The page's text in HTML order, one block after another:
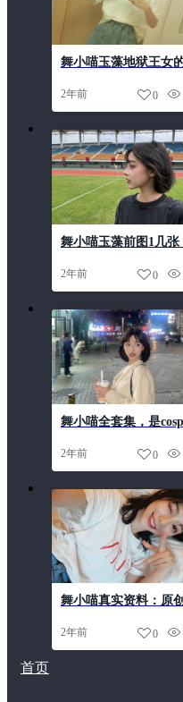
舞小喵玉藻地狱王女
品之美
2年前 0
舞小喵玉藻前图1几张
袭
2年前 0
舞小喵全套集，是
2年前 0
舞小喵真实资料：原创
散发着她的独特魅力
2年前 0
首页